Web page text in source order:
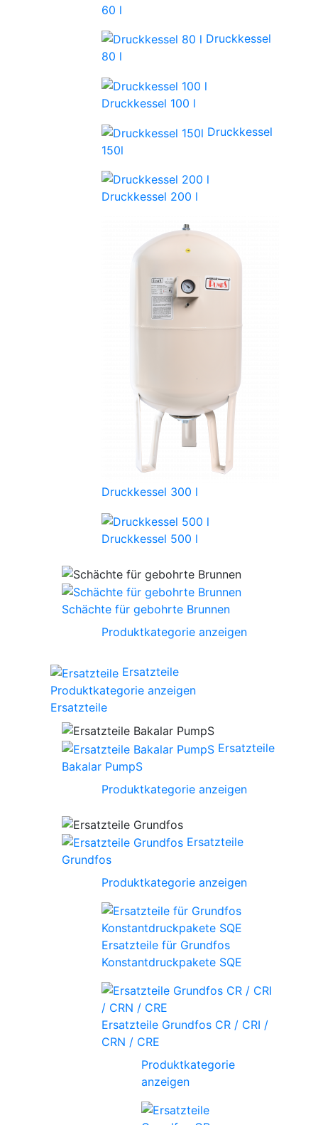
60 l
Druckkessel
80 l
Druckkessel 100 l
Druckkessel
150l
Druckkessel 200 l
Druckkessel 300 l
Druckkessel 500 l
Schächte für gebohrte Brunnen
Produktkategorie anzeigen
Ersatzteile
Produktkategorie anzeigen
Ersatzteile
Ersatzteile
Bakalar PumpS
Produktkategorie anzeigen
Ersatzteile
Grundfos
Produktkategorie anzeigen
Ersatzteile für Grundfos
Konstantdruckpakete SQE
Ersatzteile Grundfos CR / CRI /
CRN / CRE
Produktkategorie
anzeigen